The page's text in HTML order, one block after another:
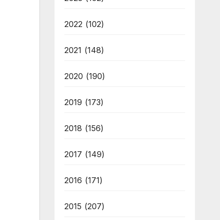
2022 (102)
2021 (148)
2020 (190)
2019 (173)
2018 (156)
2017 (149)
2016 (171)
2015 (207)